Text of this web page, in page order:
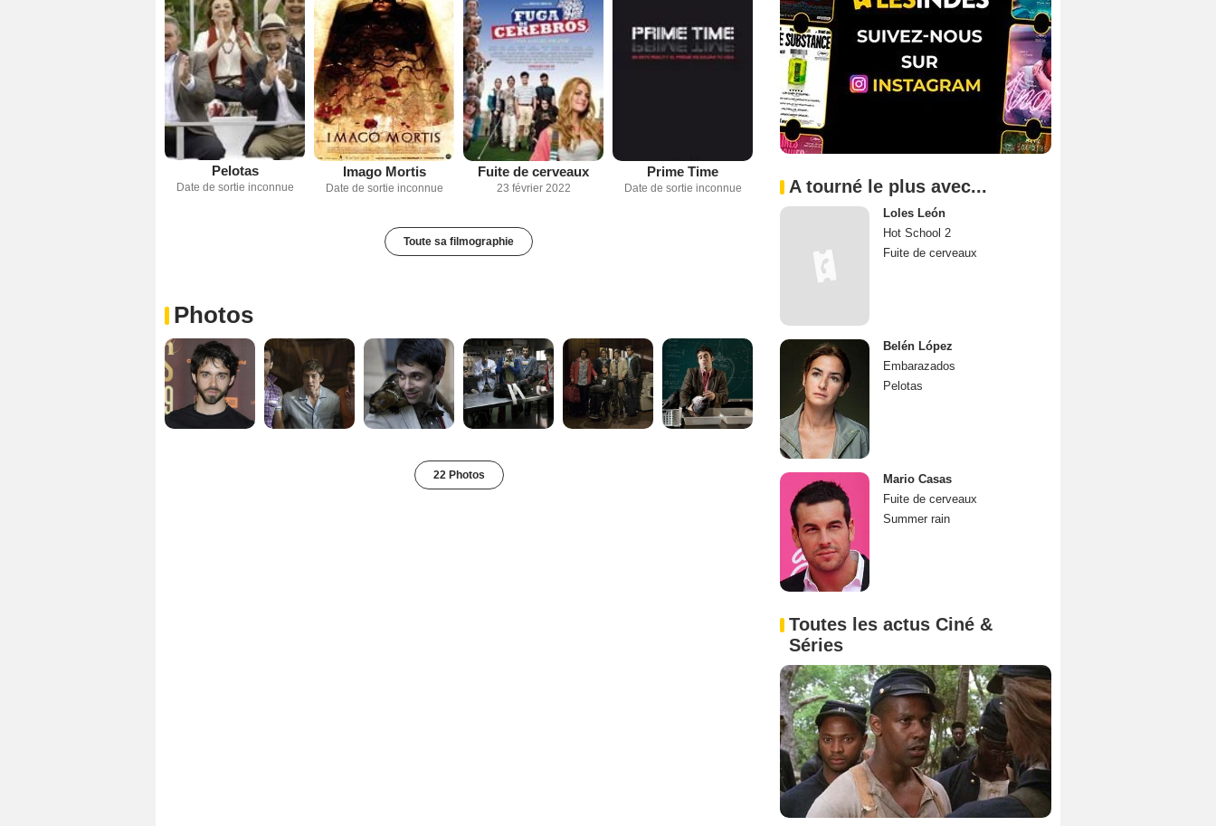
Pelotas
Date de sortie inconnue
Imago Mortis
Date de sortie inconnue
Fuite de cerveaux
23 février 2022
Prime Time
Date de sortie inconnue
Toute sa filmographie
Photos
22 Photos
A tourné le plus avec...
Loles León
Hot School 2
Fuite de cerveaux
Belén López
Embarazados
Pelotas
Mario Casas
Fuite de cerveaux
Summer rain
Toutes les actus Ciné &
Séries